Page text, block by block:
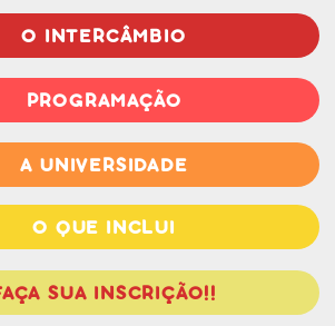
O INTERCÂMBIO
PROGRAMAÇÃO
A UNIVERSIDADE
O QUE INCLUI
SUA INSCRIÇÃO!!